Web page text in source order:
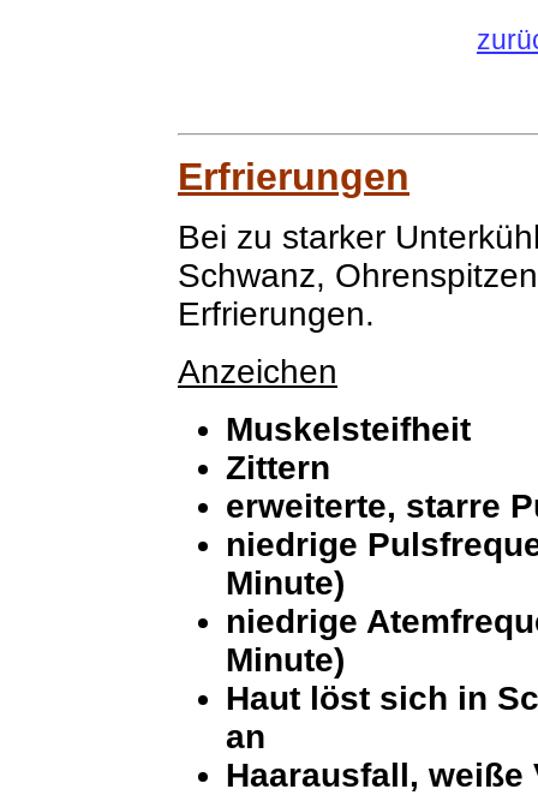
Erfrierungen
Bei zu starker
Schwanz,
Erfrierungen.
Anzeichen
Muskelsteifheit
Zittern
erweiterte, starre
niedrige
Minute)
niedrige
Minute)
Haut löst sich in
an
Haarausfall, weiße